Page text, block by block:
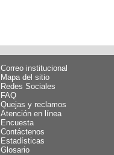
Correo institucional
Mapa del sitio
Redes Sociales
FAQ
Quejas y reclamos
Atención en línea
Encuesta
Contáctenos
Estadísticas
Glosario